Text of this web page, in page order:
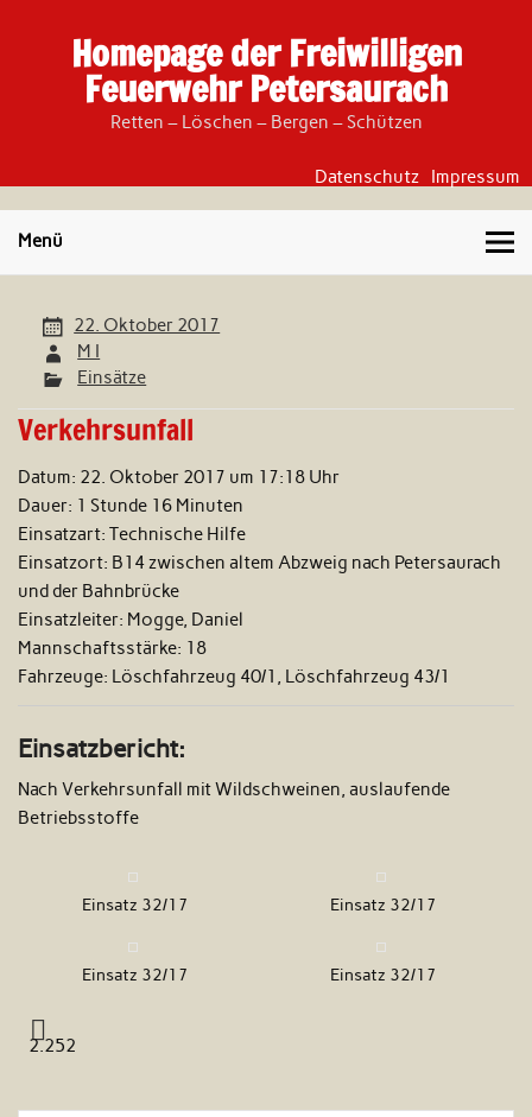
Homepage der Freiwilligen
Feuerwehr Petersaurach
Retten – Löschen – Bergen – Schützen
Datenschutz Impressum
Menü
22. Oktober 2017
M I
Einsätze
Verkehrsunfall
Datum: 22. Oktober 2017 um 17:18 Uhr
Dauer: 1 Stunde 16 Minuten
Einsatzart: Technische Hilfe
Einsatzort: B14 zwischen altem Abzweig nach Petersaurach
und der Bahnbrücke
Einsatzleiter: Mogge, Daniel
Mannschaftsstärke: 18
Fahrzeuge: Löschfahrzeug 40/1, Löschfahrzeug 43/1
Einsatzbericht:
Nach Verkehrsunfall mit Wildschweinen, auslaufende
Betriebsstoffe
Einsatz 32/17 Einsatz 32/17
Einsatz 32/17 Einsatz 32/17
2.252